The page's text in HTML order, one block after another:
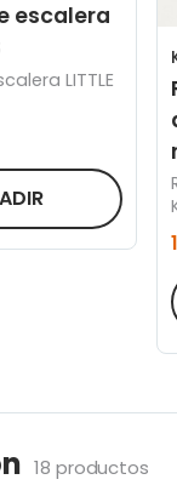
escalera
LITTLE
18 productos